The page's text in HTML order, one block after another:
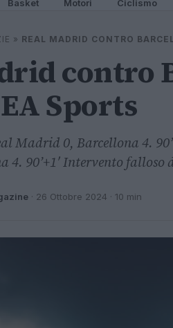
Basket Motori Ciclismo
» REAL MADRID CONTRO
contro
Sports
Madrid 0, Barcellona 4.
90’+1′ Intervento falloso
· 26 Ottobre 2024 · 10 min